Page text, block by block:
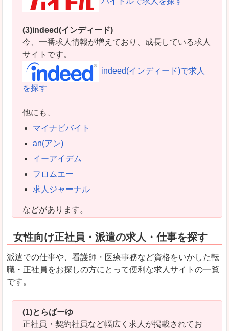
(3)indeed(インディード)
今、一番求人情報が増えており、成長している求人
サイトです。
indeed(インディード)で求人
を探す
他にも、
マイナビバイト
an(アン)
イーアイデム
フロムエー
求人ジャーナル
などがあります。
女性向け正社員・派遣の求人・仕事を探す
派遣での仕事や、看護師・医療事務など資格をいかした転
職・正社員をお探しの方にとって便利な求人サイトの一覧
です。
(1)とらばーゆ
正社員・契約社員など幅広く求人が掲載されてお